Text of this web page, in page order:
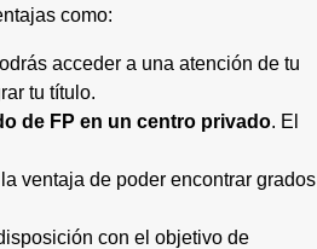
como:
acceder a una atención de tu
tu título.
de FP en un centro privado. El
ventaja de poder encontrar grados
con el objetivo de